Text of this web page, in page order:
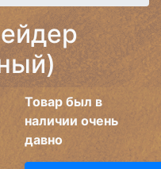
Товар был в
наличии очень
давно